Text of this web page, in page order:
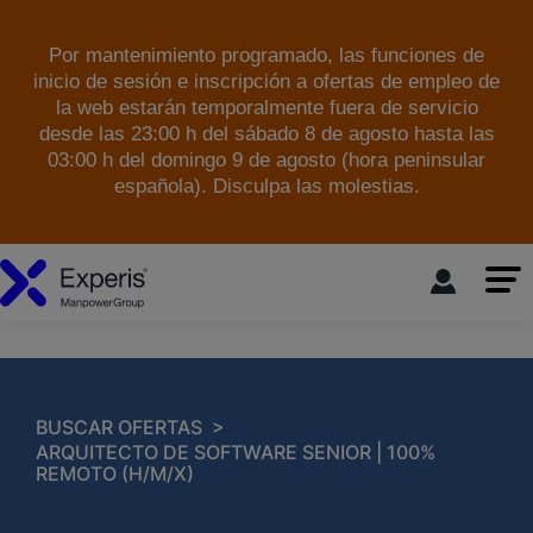
Por mantenimiento programado, las funciones de
inicio de sesión e inscripción a ofertas de empleo de
la web estarán temporalmente fuera de servicio
desde las 23:00 h del sábado 8 de agosto hasta las
03:00 h del domingo 9 de agosto (hora peninsular
española). Disculpa las molestias.
BUSCAR OFERTAS >
ARQUITECTO DE SOFTWARE SENIOR | 100%
REMOTO (H/M/X)